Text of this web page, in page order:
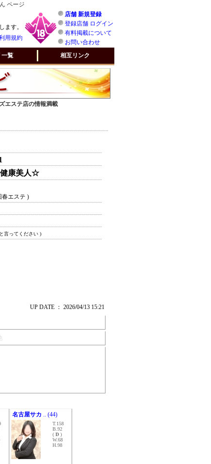
ページ
ます。
用規約
店舗 新規登録
登録店舗 ログイン
有料掲載について
お問い合わせ
一覧 相互リンク
エステ店の情報満載
健康美人☆
春エステ )
言ってください )
UP DATE ： 2026/04/13 15:21
名古屋サカ .. (44)
T.158
B.92
( D )
W.68
H.98